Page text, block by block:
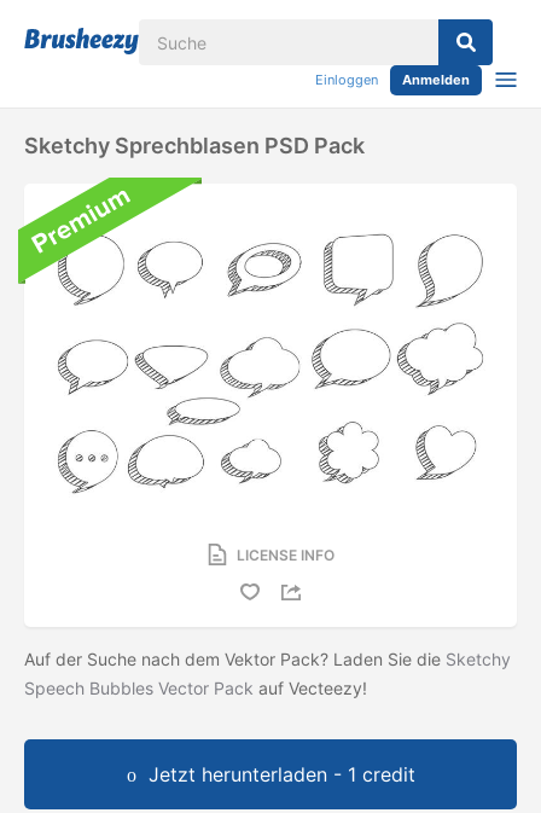
Einloggen Anmelden
Sketchy Sprechblasen PSD Pack
LICENSE INFO
Auf der Suche nach dem Vektor Pack? Laden Sie die Sketchy
Speech Bubbles Vector Pack auf Vecteezy!
Jetzt herunterladen - 1 credit